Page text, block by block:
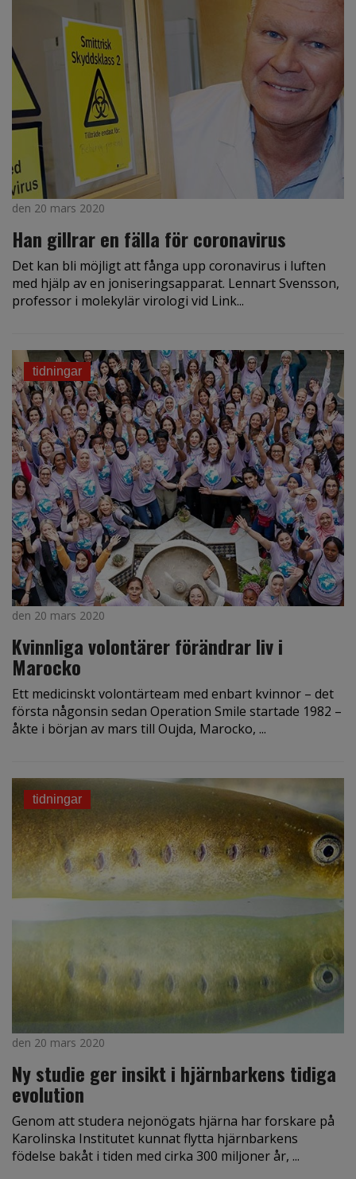
den 20 mars 2020
Han gillrar en fälla för coronavirus
Det kan bli möjligt att fånga upp coronavirus i luften
med hjälp av en joniseringsapparat. Lennart Svensson,
professor i molekylär virologi vid Link...
tidningar
den 20 mars 2020
Kvinnliga volontärer förändrar liv i
Marocko
Ett medicinskt volontärteam med enbart kvinnor – det
första någonsin sedan Operation Smile startade 1982 –
åkte i början av mars till Oujda, Marocko, ...
tidningar
den 20 mars 2020
Ny studie ger insikt i hjärnbarkens tidiga
evolution
Genom att studera nejonögats hjärna har forskare på
Karolinska Institutet kunnat flytta hjärnbarkens
födelse bakåt i tiden med cirka 300 miljoner år, ...